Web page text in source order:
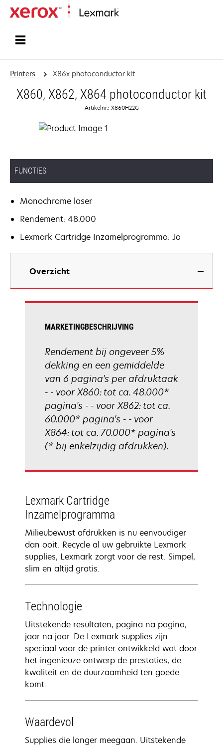
Printers X86x photoconductor kit
X860, X862, X864 photoconductor kit
Artikelnr.: X860H22G
FUNCTIES
Monochrome laser
Rendement: 48.000
Lexmark Cartridge Inzamelprogramma: Ja
Overzicht
MARKETINGBESCHRIJVING
Rendement bij ongeveer 5%
dekking en een gemiddelde
van 6 pagina's per afdruktaak
- - voor X860: tot ca. 48.000*
pagina's - - voor X862: tot ca.
60.000* pagina's - - voor
X864: tot ca. 70.000* pagina's
(* bij enkelzijdig afdrukken).
Lexmark Cartridge
Inzamelprogramma
Milieubewust afdrukken is nu eenvoudiger
dan ooit. Recycle al uw gebruikte Lexmark
supplies, Lexmark zorgt voor de rest. Simpel,
slim en altijd gratis.
Technologie
Uitstekende resultaten, pagina na pagina,
jaar na jaar. De Lexmark supplies zijn
speciaal voor de printer ontwikkeld wat door
het ingenieuze ontwerp de prestaties, de
kwaliteit en de duurzaamheid ten goede
komt.
Waardevol
Supplies die langer meegaan. Uitstekende